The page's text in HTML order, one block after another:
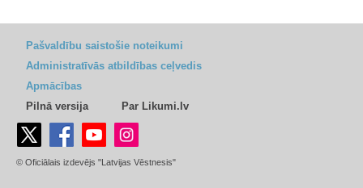
Pašvaldību saistošie noteikumi
Administratīvās atbildības ceļvedis
Apmācības
Pilnā versija
Par Likumi.lv
© Oficiālais izdevējs "Latvijas Vēstnesis"